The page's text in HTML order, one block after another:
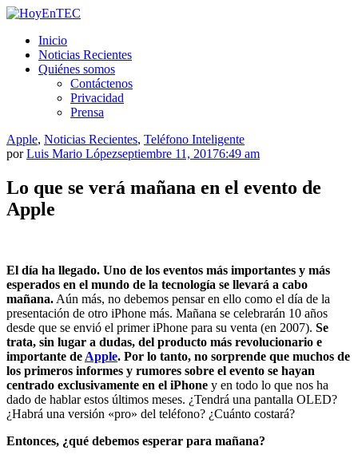
Saltar
contenido.
Inicio
Noticias Recientes
Quiénes somos
Contáctenos
Privacidad
Prensa
Apple, Noticias Recientes, Teléfono Inteligente
porLuis Mario Lópezseptiembre 11, 20176:49 am
Lo que se verá mañana en el evento de
Apple
El día ha llegado. Uno de los eventos más importantes y más
esperados en el mundo de la tecnología se llevará a cabo
mañana. Aún más, no debemos pensar en ello como el día de la
presentación de otro iPhone más. Mañana se celebrarán 10 años
desde que se envió el primer iPhone para su venta (en 2007). Se
trata, sin lugar a dudas, del producto más revolucionario e
importante de Apple. Por lo tanto, no sorprende que muchos de
los primeros informes y rumores sobre el evento se hayan
centrado exclusivamente en el iPhone y en todo lo que nos ha
dado de hablar estos últimos meses. ¿Tendrá una pantalla OLED?
¿Habrá una versión «pro» del teléfono? ¿Cuánto costará?
Entonces, ¿qué debemos esperar para mañana?